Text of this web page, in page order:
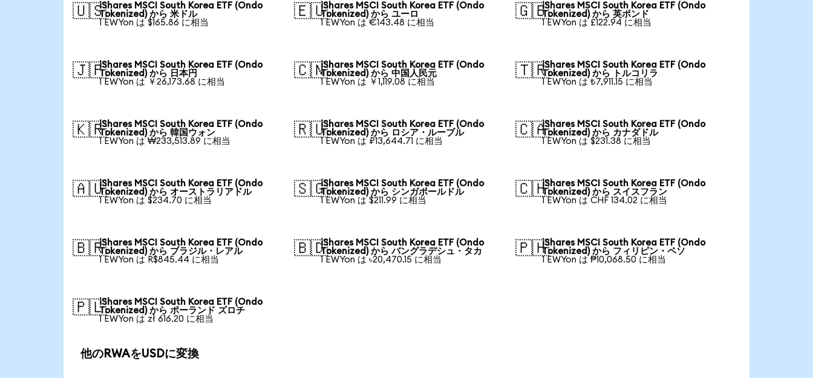
🇺🇸iShares MSCI South Korea ETF (Ondo
Tokenized) から 米ドル
1 EWYon は $165.86 に相当
🇪🇺iShares MSCI South Korea ETF (Ondo
Tokenized) から ユーロ
1 EWYon は €143.48 に相当
🇬🇧iShares MSCI South Korea ETF (Ondo
Tokenized) から 英ポンド
1 EWYon は £122.94 に相当
🇯🇵iShares MSCI South Korea ETF (Ondo
Tokenized) から 日本円
1 EWYon は ￥26,173.68 に相当
🇨🇳iShares MSCI South Korea ETF (Ondo
Tokenized) から 中国人民元
1 EWYon は ￥1,119.08 に相当
🇹🇷iShares MSCI South Korea ETF (Ondo
Tokenized) から トルコリラ
1 EWYon は ₺7,911.15 に相当
🇰🇷iShares MSCI South Korea ETF (Ondo
Tokenized) から 韓国ウォン
1 EWYon は ₩233,513.89 に相当
🇷🇺iShares MSCI South Korea ETF (Ondo
Tokenized) から ロシア・ルーブル
1 EWYon は ₽13,644.71 に相当
🇨🇦iShares MSCI South Korea ETF (Ondo
Tokenized) から カナダドル
1 EWYon は $231.38 に相当
🇦🇺iShares MSCI South Korea ETF (Ondo
Tokenized) から オーストラリアドル
1 EWYon は $234.70 に相当
🇸🇬iShares MSCI South Korea ETF (Ondo
Tokenized) から シンガポールドル
1 EWYon は $211.99 に相当
🇨🇭iShares MSCI South Korea ETF (Ondo
Tokenized) から スイスフラン
1 EWYon は CHF 134.02 に相当
🇧🇷iShares MSCI South Korea ETF (Ondo
Tokenized) から ブラジル・レアル
1 EWYon は R$845.44 に相当
🇧🇩iShares MSCI South Korea ETF (Ondo
Tokenized) から バングラデシュ・タカ
1 EWYon は ৳20,470.15 に相当
🇵🇭iShares MSCI South Korea ETF (Ondo
Tokenized) から フィリピン・ペソ
1 EWYon は ₱10,068.50 に相当
🇵🇱iShares MSCI South Korea ETF (Ondo
Tokenized) から ポーランド ズロチ
1 EWYon は zł 616.20 に相当
他のRWAをUSDに変換